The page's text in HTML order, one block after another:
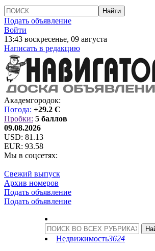
Подать объявление
Войти
13:43 воскресенье, 09 августа
Написать в редакцию
Академгородок:
Погода: +29.2 C
Пробки: 5 баллов
09.08.2026
USD: 81.13
EUR: 93.58
Мы в соцсетях:
Свежий выпуск
Архив номеров
Подать объявление
Подать объявление
Недвижимость3624